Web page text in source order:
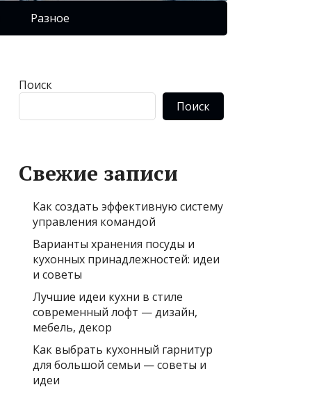
Разное
Поиск
Поиск
Свежие записи
Как создать эффективную систему
управления командой
Варианты хранения посуды и
кухонных принадлежностей: идеи
и советы
Лучшие идеи кухни в стиле
современный лофт — дизайн,
мебель, декор
Как выбрать кухонный гарнитур
для большой семьи — советы и
идеи